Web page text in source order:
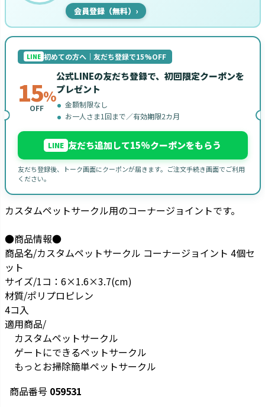
会員登録（無料） ›
LINE 初めての方へ｜友だち登録で15%OFF
15%
OFF
公式LINEの友だち登録で、初回限定クーポンを
プレゼント
金額制限なし
お一人さま1回まで／有効期限2カ月
LINE 友だち追加して15%クーポンをもらう
友だち登録後、トーク画面にクーポンが届きます。ご注文手続き画面でご利用
ください。
カスタムペットサークル用のコーナージョイントです。
●商品情報●
商品名/カスタムペットサークル コーナージョイント 4個セ
ット
サイズ/1コ：6×1.6×3.7(cm)
材質/ポリプロピレン
4コ入
適用商品/
カスタムペットサークル
ゲートにできるペットサークル
もっとお掃除簡単ペットサークル
商品番号 059531